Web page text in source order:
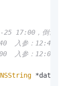
25 17:00，倒计
入参：
入参：
NSString